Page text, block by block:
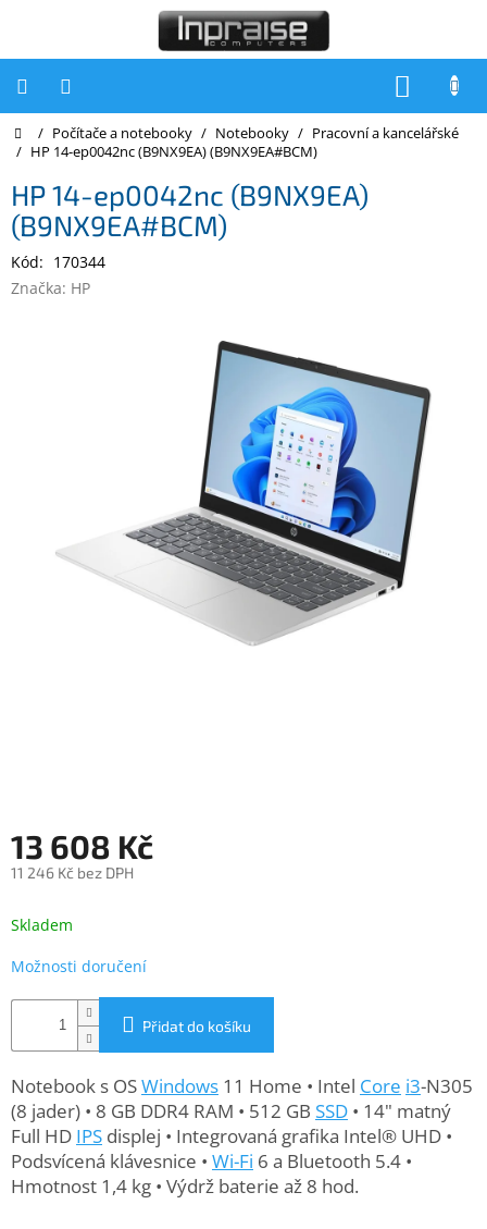
Počítače
Inpraise
Notebooky
Tiskárny
Rozšíření
záruk
a
pojištění
Splátky
Gaming
Telefony
a
tablety
Cyklo
a
Domů
/ Počítače a notebooky / Notebooky / Pracovní a kancelářské
/ HP 14-ep0042nc (B9NX9EA) (B9NX9EA#BCM)
HP 14-ep0042nc (B9NX9EA)
(B9NX9EA#BCM)
Kód: 170344
Značka: HP
13 608 Kč
11 246 Kč bez DPH
cena:
Skladem
Možnosti doručení
Přidat do košíku
Notebook s OSWindows 11 Home • Intel Core i3-N305
(8 jader) • 8 GB DDR4 RAM • 512 GB SSD • 14" matný
Full HD IPS displej • Integrovaná grafika Intel® UHD •
Podsvícená klávesnice • Wi-Fi 6 a Bluetooth 5.4 •
Hmotnost 1,4 kg • Výdrž baterie až 8 hod.